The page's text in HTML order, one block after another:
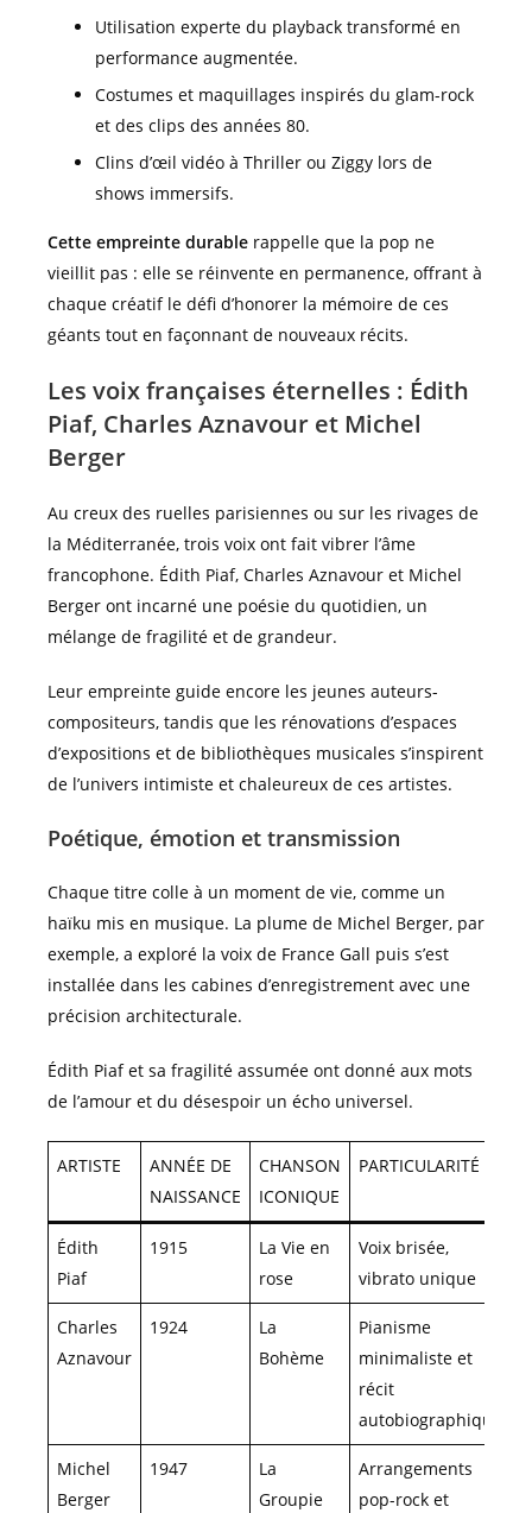
Utilisation experte du playback transformé en
performance augmentée.
Costumes et maquillages inspirés du glam-rock
et des clips des années 80.
Clins d’œil vidéo à Thriller ou Ziggy lors de
shows immersifs.
Cette empreinte durable rappelle que la pop ne
vieillit pas : elle se réinvente en permanence, offrant à
chaque créatif le défi d’honorer la mémoire de ces
géants tout en façonnant de nouveaux récits.
Les voix françaises éternelles : Édith
Piaf, Charles Aznavour et Michel
Berger
Au creux des ruelles parisiennes ou sur les rivages de
la Méditerranée, trois voix ont fait vibrer l’âme
francophone. Édith Piaf, Charles Aznavour et Michel
Berger ont incarné une poésie du quotidien, un
mélange de fragilité et de grandeur.
Leur empreinte guide encore les jeunes auteurs-
compositeurs, tandis que les rénovations d’espaces
d’expositions et de bibliothèques musicales s’inspirent
de l’univers intimiste et chaleureux de ces artistes.
Poétique, émotion et transmission
Chaque titre colle à un moment de vie, comme un
haïku mis en musique. La plume de Michel Berger, par
exemple, a exploré la voix de France Gall puis s’est
installée dans les cabines d’enregistrement avec une
précision architecturale.
Édith Piaf et sa fragilité assumée ont donné aux mots
de l’amour et du désespoir un écho universel.
ARTISTE
ANNÉE DE
NAISSANCE
CHANSON
ICONIQUE
PARTICULARITÉ
Édith
Piaf
1915
La Vie en
rose
Voix brisée,
vibrato unique
Charles
Aznavour
1924
La
Bohème
Pianisme
minimaliste et
récit
autobiographique
Michel
Berger
1947
La
Groupie
Arrangements
pop-rock et